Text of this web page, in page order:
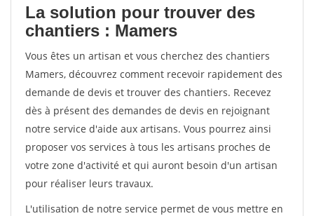
La solution pour trouver des
chantiers : Mamers
Vous êtes un artisan et vous cherchez des chantiers
Mamers, découvrez comment recevoir rapidement des
demande de devis et trouver des chantiers. Recevez
dès à présent des demandes de devis en rejoignant
notre service d'aide aux artisans. Vous pourrez ainsi
proposer vos services à tous les artisans proches de
votre zone d'activité et qui auront besoin d'un artisan
pour réaliser leurs travaux.
L'utilisation de notre service permet de vous mettre en